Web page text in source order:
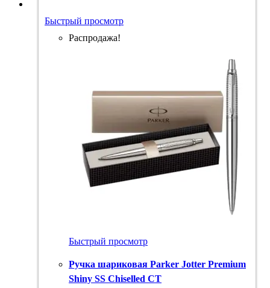
Быстрый просмотр
Распродажа!
Быстрый просмотр
Ручка шариковая Parker Jotter Premium
Shiny SS Chiselled CT